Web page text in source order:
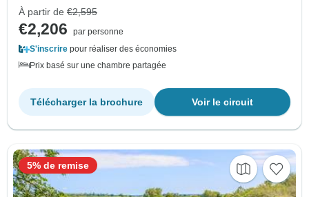
À partir de €2,595
€2,206
par personne
S'inscrire pour réaliser des économies
Prix basé sur une chambre partagée
Voir le circuit
Télécharger la brochure
5% de remise